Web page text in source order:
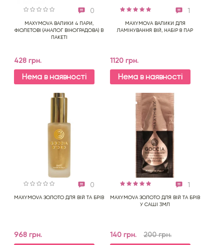
0
MAXYMOVA ВАЛИКИ 4 ПАРИ,
ФІОЛЕТОВІ (АНАЛОГ ВІНОГРАДОВА) В
ПАКЕТІ
428 грн.
Нема в наявності
1
MAXYMOVA ВАЛИКИ ДЛЯ
ЛАМІНУВАННЯ ВІЙ, НАБІР 8 ПАР
1120 грн.
Нема в наявності
0
MAXYMOVA ЗОЛОТО ДЛЯ ВІЙ ТА БРІВ
968 грн.
1
MAXYMOVA ЗОЛОТО ДЛЯ ВІЙ ТА БРІВ
У САШІ 3МЛ
140 грн. 200 грн.